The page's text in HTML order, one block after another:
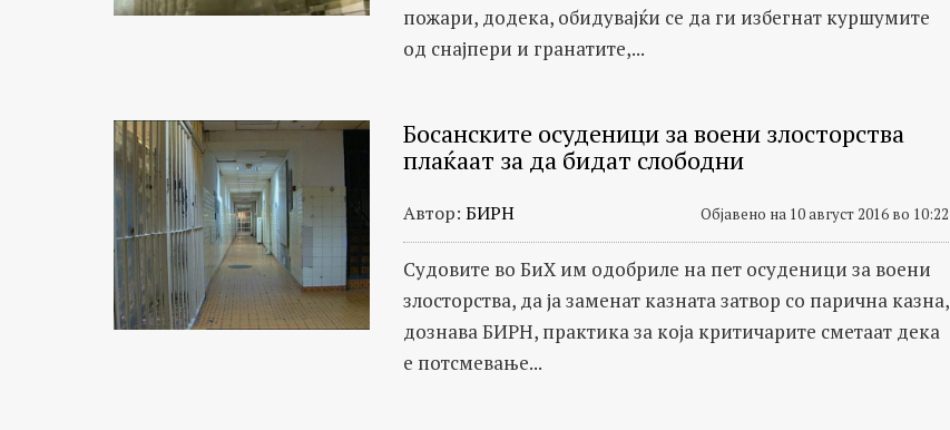
пожари, додека, обидувајќи се да ги избегнат куршумите
од снајпери и гранатите,...
Босанските осуденици за воени злосторства
плаќаат за да бидат слободни
Автор: БИРН Објавено на 10 август 2016 во 10:22
Судовите во БиХ им одобриле на пет осуденици за воени
злосторства, да ја заменат казната затвор со парична казна,
дознава БИРН, практика за која критичарите сметаат дека
е потсмевање...